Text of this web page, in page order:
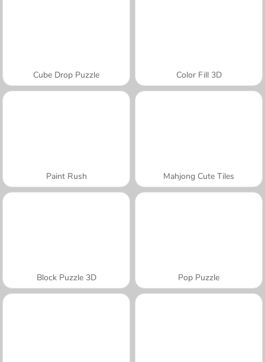
Cube Drop Puzzle Color Fill 3D
Paint Rush Mahjong Cute Tiles
Block Puzzle 3D Pop Puzzle